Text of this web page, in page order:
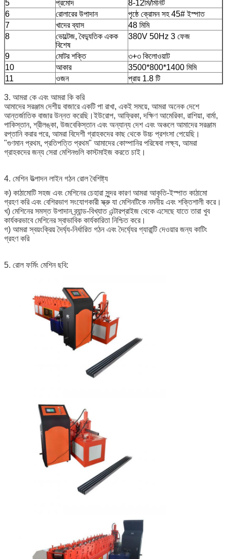
5 প্রমোদ
8-12মি/মিনিট
6
রোলারের উপাদান
পৃষ্ঠে ক্রোমন সহ 45# ইস্পাত
7
খাদের ব্যাস
48 মিমি
8
ভোল্টেজ, বৈদ্যুতিক একক
বিশেষ
380V 50Hz 3 ফেজ
9 মোটর শক্তি
৩+৩ কিলোওয়াট
10
আকার
3500*800*1400 মিমি
11
ওজন প্রায় 1.8 টি
3. আমরা কে এবং আমরা কি করি
আমাদের সরঞ্জাম দেশীয় বাজারে একটি পা রাখা, একই সময়ে, আমরা অনেক দেশে
আন্তর্জাতিক বাজার উন্নত করেছি।ইউরোপ, আফ্রিকা, দক্ষিণ আমেরিকা, রাশিয়া, বার্মা,
পাকিস্তান, শ্রীলঙ্কা, উজবেকিস্তান এবং অন্যান্য দেশ এবং অঞ্চলে আমাদের সরঞ্জাম
রপ্তানি করার পরে, আমরা বিদেশী গ্রাহকদের কাছ থেকে উচ্চ প্রশংসা পেয়েছি।
"গুণমান প্রথম, প্রতিপত্তি প্রথম" আমাদের কোম্পানির পরিষেবা লক্ষ্য, আমরা
গ্রাহকদের জন্য সেরা মেশিনগুলি কাস্টমাইজ করতে চাই।
4. মেশিন উত্পাদন লাইন গঠন রোল বৈশিষ্ট্য
ক) কাঠামোটি সহজ এবং মেশিনের চেহারা সুন্দর কারণ আমরা আকৃতি-ইস্পাত কাঠামো
গ্রহণ করি এবং বেশিরভাগ সংযোগকারী স্ক্রু যা মেশিনটিকে নমনীয় এবং শক্তিশালী করে।
খ) মেশিনের সমস্ত উপাদান ব্র্যান্ড-বিখ্যাত এন্টারপ্রাইজ থেকে এসেছে যাতে তারা খুব
কার্যকরভাবে মেশিনের স্বাভাবিক কার্যকারিতা নিশ্চিত করে।
গ) আমরা স্বয়ংক্রিয় দৈর্ঘ্য-নির্ধারিত গঠন এবং দৈর্ঘ্যের গ্যারান্টি দেওয়ার জন্য কাটিং
গ্রহণ করি
5. রোল ফর্মিং মেশিন ছবি: